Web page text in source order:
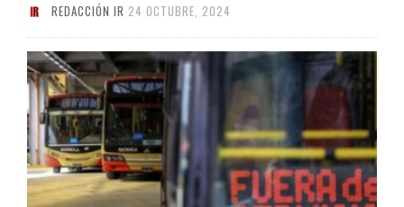
REDACCIÓN IR 24 OCTUBRE, 2024